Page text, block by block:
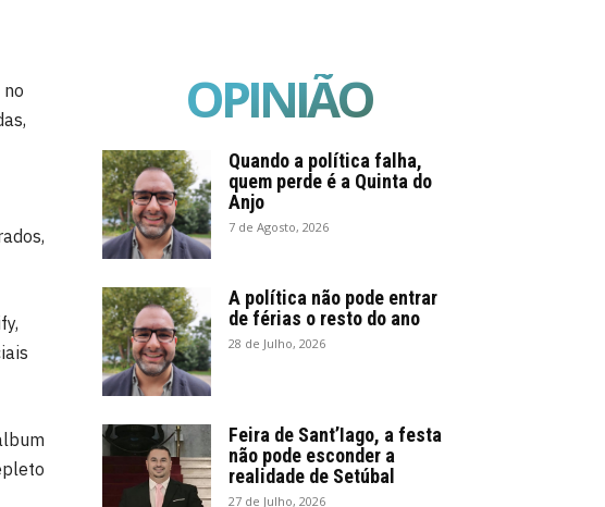
OPINIÃO
Quando a política falha,
quem perde é a Quinta do
Anjo
7 de Agosto, 2026
A política não pode entrar
de férias o resto do ano
28 de Julho, 2026
Feira de Sant’Iago, a festa
não pode esconder a
realidade de Setúbal
27 de Julho, 2026